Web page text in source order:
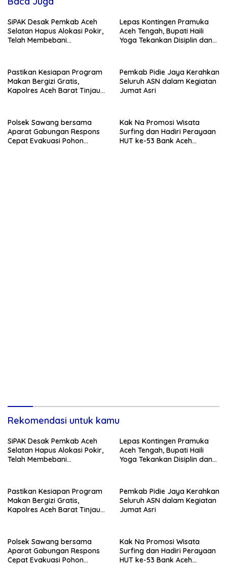
SiPAK Desak Pemkab Aceh
Selatan Hapus Alokasi Pokir,
Telah Membebani
Lepas Kontingen Pramuka
Aceh Tengah, Bupati Haili
Yoga Tekankan Disiplin dan
Pastikan Kesiapan Program
Makan Bergizi Gratis,
Kapolres Aceh Barat Tinjau
Pemkab Pidie Jaya Kerahkan
Seluruh ASN dalam Kegiatan
Jumat Asri
Polsek Sawang bersama
Aparat Gabungan Respons
Cepat Evakuasi Pohon
Kak Na Promosi Wisata
Surfing dan Hadiri Perayaan
HUT ke-53 Bank Aceh
Rekomendasi untuk kamu
SiPAK Desak Pemkab Aceh
Selatan Hapus Alokasi Pokir,
Telah Membebani
Lepas Kontingen Pramuka
Aceh Tengah, Bupati Haili
Yoga Tekankan Disiplin dan
Pastikan Kesiapan Program
Makan Bergizi Gratis,
Kapolres Aceh Barat Tinjau
Pemkab Pidie Jaya Kerahkan
Seluruh ASN dalam Kegiatan
Jumat Asri
Polsek Sawang bersama
Aparat Gabungan Respons
Cepat Evakuasi Pohon
Kak Na Promosi Wisata
Surfing dan Hadiri Perayaan
HUT ke-53 Bank Aceh